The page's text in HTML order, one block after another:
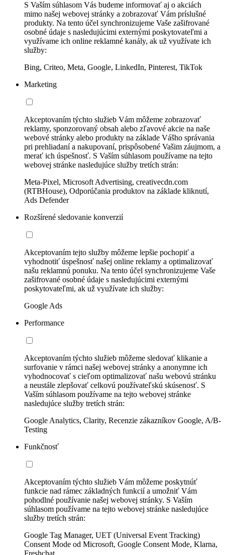
S Vaším súhlasom Vás budeme informovať aj o akciách
mimo našej webovej stránky a zobrazovať Vám príslušné
produkty. Na tento účel synchronizujeme Vaše zašifrované
osobné údaje s nasledujúcimi externými poskytovateľmi a
využívame ich online reklamné kanály, ak už využívate ich
služby:
Bing, Criteo, Meta, Google, LinkedIn, Pinterest, TikTok
Marketing
Akceptovaním týchto služieb Vám môžeme zobrazovať
reklamy, sponzorovaný obsah alebo zľavové akcie na naše
webové stránky alebo produkty na základe Vášho správania
pri prehliadaní a nakupovaní, prispôsobené Vašim záujmom, a
merať ich úspešnosť. S Vaším súhlasom používame na tejto
webovej stránke nasledujúce služby tretích strán:
Meta-Pixel, Microsoft Advertising, creativecdn.com
(RTBHouse), Odporúčania produktov na základe kliknutí,
Ads Defender
Rozšírené sledovanie konverzií
Akceptovaním tejto služby môžeme lepšie pochopiť a
vyhodnotiť úspešnosť našej online reklamy a optimalizovať
našu reklamnú ponuku. Na tento účel synchronizujeme Vaše
zašifrované osobné údaje s nasledujúcimi externými
poskytovateľmi, ak už využívate ich služby:
Google Ads
Performance
Akceptovaním týchto služieb môžeme sledovať klikanie a
surfovanie v rámci našej webovej stránky a anonymne ich
vyhodnocovať s cieľom optimalizovať našu webovú stránku
a neustále zlepšovať celkovú používateľskú skúsenosť. S
Vaším súhlasom používame na tejto webovej stránke
nasledujúce služby tretích strán:
Google Analytics, Clarity, Recenzie zákazníkov Google, A/B-
Testing
Funkčnosť
Akceptovaním týchto služieb Vám môžeme poskytnúť
funkcie nad rámec základných funkcií a umožniť Vám
pohodlné používanie našej webovej stránky. S Vaším
súhlasom používame na tejto webovej stránke nasledujúce
služby tretích strán:
Google Tag Manager, UET (Universal Event Tracking)
Consent Mode od Microsoft, Google Consent Mode, Klarna,